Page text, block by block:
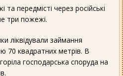
передмісті через російські
три пожежі.
ліквідували займання
70 квадратних метрів. В
господарська споруда на